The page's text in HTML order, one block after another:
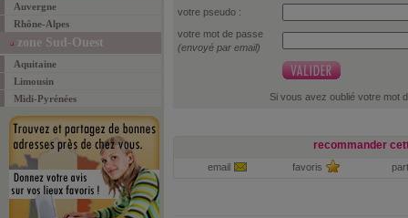
Auvergne
Rhône-Alpes
zone Sud-Ouest
Aquitaine
Limousin
Midi-Pyrénées
votre pseudo :
votre mot de passe
(envoyé par email)
Si vous avez oublié votre mot
recommander
email favoris